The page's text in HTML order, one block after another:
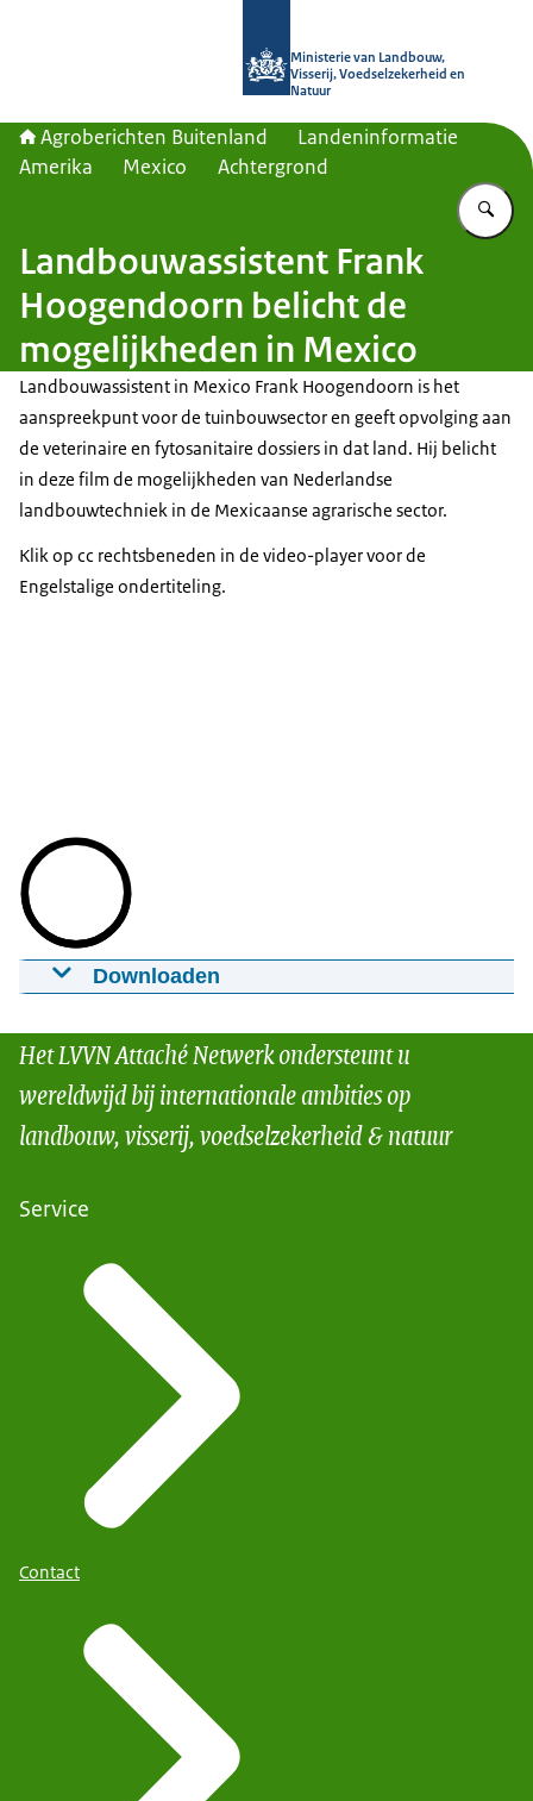
Ministerie van Landbouw,
Visserij, Voedselzekerheid en
Natuur
Agroberichten Buitenland
Landeninformatie
Amerika
Mexico Achtergrond
Landbouwassistent Frank
Hoogendoorn belicht de
mogelijkheden in Mexico
Landbouwassistent in Mexico Frank Hoogendoorn is het
aanspreekpunt voor de tuinbouwsector en geeft opvolging aan
de veterinaire en fytosanitaire dossiers in dat land. Hij belicht
in deze film de mogelijkheden van Nederlandse
landbouwtechniek in de Mexicaanse agrarische sector.
Klik op cc rechtsbeneden in de video-player voor de
Engelstalige ondertiteling.
Downloaden
over de kansen in Mexico
07-06-20193.19 mp4 218 MB
Download
srt
Het LVVN Attaché Netwerk ondersteunt u
wereldwijd bij internationale ambities op
landbouw, visserij, voedselzekerheid & natuur
Service
Contact